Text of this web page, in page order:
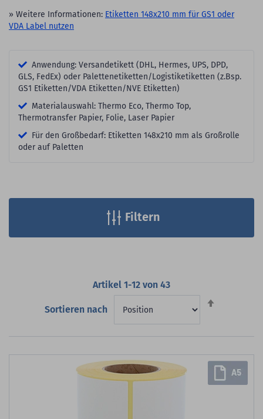
» Weitere Informationen: Etiketten 148x210 mm für GS1 oder
VDA Label nutzen
Anwendung: Versandetikett (DHL, Hermes, UPS, DPD,
GLS, FedEx) oder Palettenetiketten/Logistiketiketten (z.Bsp.
GS1 Etiketten/VDA Etiketten/NVE Etiketten)
Materialauswahl: Thermo Eco, Thermo Top,
Thermotransfer Papier, Folie, Laser Papier
Für den Großbedarf: Etiketten 148x210 mm als Großrolle
oder auf Paletten
Artikel 1-12 von 43
Sortieren nach
Filtern